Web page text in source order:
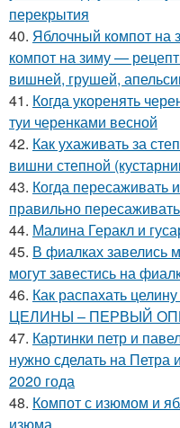
перекрытия
40. Яблочный компот на
компот на зиму —
вишней, грушей,
41. Когда укоренять
туи черенками весной
42. Как ухаживать за
вишни степной
43. Когда пересаживать
правильно
44. Малина Геракл и
45. В фиалках завелись
могут завестись на
46. Как распахать
ЦЕЛИНЫ – ПЕРВЫЙ
47. Картинки петр и
нужно сделать на Петра
2020 года
48. Компот с изюмом и